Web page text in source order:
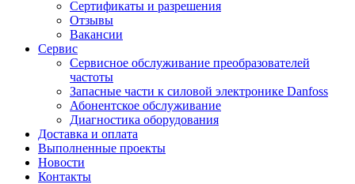
Сертификаты и разрешения
Отзывы
Вакансии
Сервис
Сервисное обслуживание преобразователей
частоты
Запасные части к силовой электронике Danfoss
Абонентское обслуживание
Диагностика оборудования
Доставка и оплата
Выполненные проекты
Новости
Контакты